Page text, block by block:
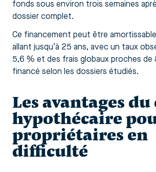
fonds sous environ trois semaines
dossier complet.
Ce financement peut être
allant jusqu’à 25 ans, avec un taux
5,6 % et des frais globaux proches
financé selon les dossiers étudiés.
Les avantages
hypothécaire
propriétaires en
difficulté